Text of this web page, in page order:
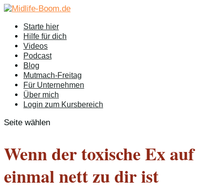
Starte hier
Hilfe für dich
Videos
Podcast
Blog
Mutmach-Freitag
Für Unternehmen
Über mich
Login zum Kursbereich
Seite wählen
Wenn der toxische Ex auf
einmal nett zu dir ist